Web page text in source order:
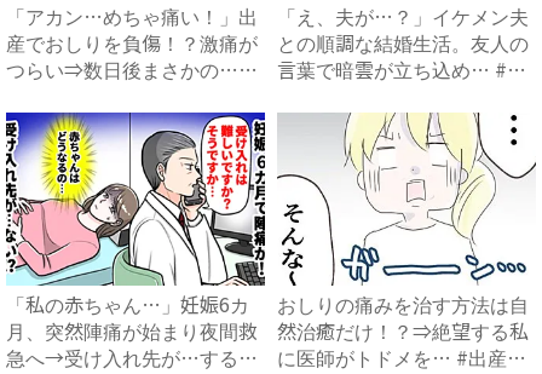
「アカン…めちゃ痛い！」出
産でおしりを負傷！？激痛が
つらい⇒数日後まさかの…
「え、夫が…？」イケメン夫
との順調な結婚生活。友人の
言葉で暗雲が立ち込め… #
「私の赤ちゃん…」妊娠6カ
月、突然陣痛が始まり夜間救
急へ→受け入れ先が…すると
おしりの痛みを治す方法は自
然治癒だけ！？⇒絶望する私
に医師がトドメを… #出産